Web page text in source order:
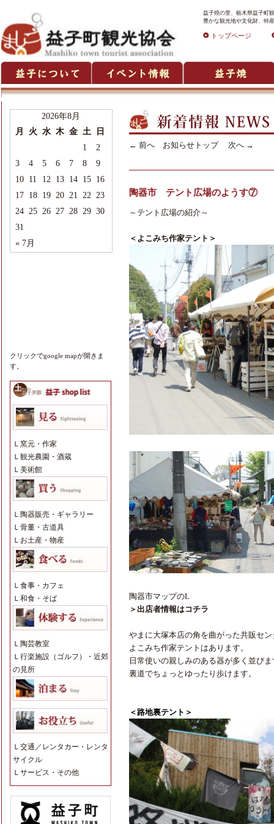
益子焼の里、栃木県益子町
豊かな観光地や文化財、特
トップページ
2026年8月
月
火 水 木 金 土 日
« 7月
1
2
3
4 5 6 7 8
9
10 11 12 13 14 15 16
17 18 19 20 21 22 23
24 25 26 27 28 29 30
31
クリックでgoogle mapが開きま
す。
Ｌ 窯元・作家
Ｌ 観光農園・酒蔵
Ｌ 美術館
Ｌ 陶器販売・ギャラリー
Ｌ 骨董・古道具
Ｌ お土産・物産
Ｌ 食事・カフェ
Ｌ 和食・そば
Ｌ 陶芸教室
Ｌ 行楽施設（ゴルフ）・近郊
の見所
Ｌ 交通／レンタカー・レンタ
サイクル
Ｌ サービス・その他
← 前へ お知らせトップ 次へ →
陶器市 テント広場のようす⑦
～テント広場の紹介～
＜よこみち作家テント＞
陶器市マップのL
＞出店者情報はコチラ
やまに大塚本店の角を曲がった共販セ
よこみち作家テントはあります。
日常使いの親しみのある器が多く並びま
裏道でちょっとゆったり歩けます。
＜路地裏テント＞